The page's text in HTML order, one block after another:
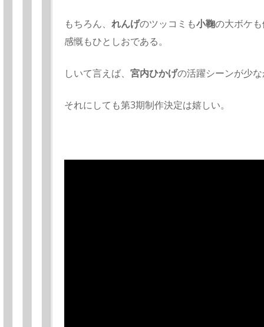
もちろん、 れんげのツッコミも小鞠の大ボケ
感慨もひとしおである。
しいて言えば、 宮内ひかげの活躍シーンが少
それにしても第3期制作決定は嬉しい。